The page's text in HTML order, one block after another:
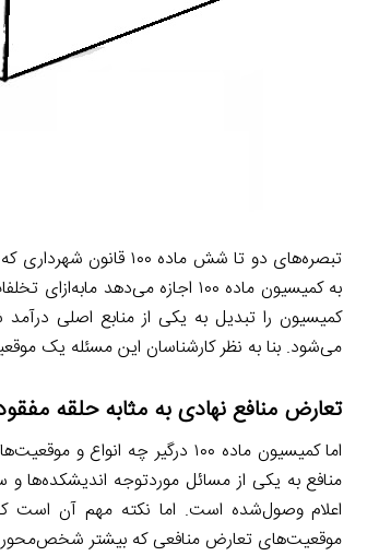
به کمیسیون ماده ۱۰۰ اجازه می‌دهد مابه‌ازای تخلفات ساختمانی رأی به اخذ جریمه دهد.
کمیسیون را تبدیل به یکی از منابع اصلی درآمد
می‌شود. بنا به نظر کارشناسان این مسئله یک
تعارض منافع نهادی به مثابه حلقه
اما کمیسیون ماده ۱۰۰ درگیر
منافع به یکی از مسائل موردتوجه
اعلام وصول‌شده است. اما نکته مهم آن است
موقعیت‌های تعارض منافعی که بیشتر شخص‌محور